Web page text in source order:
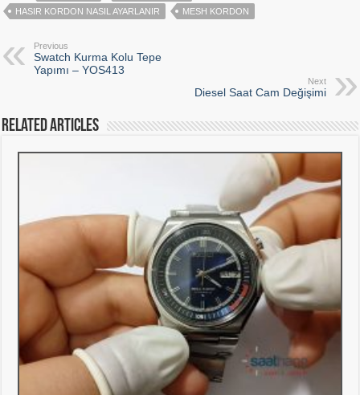
HASIR KORDON NASIL AYARLANIR
MESH KORDON
Previous
Swatch Kurma Kolu Tepe
Yapımı – YOS413
Next
Diesel Saat Cam Değişimi
Related Articles